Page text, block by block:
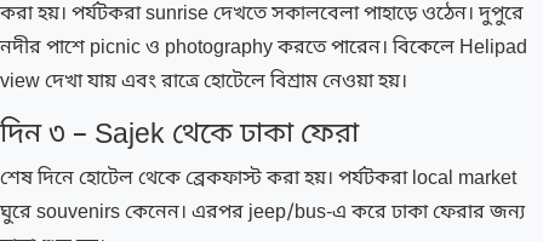
করা হয়। পর্যটকরা sunrise দেখতে সকালবেলা পাহাড়ে ওঠেন। দুপুরে
নদীর পাশে picnic ও photography করতে পারেন। বিকেলে Helipad
view দেখা যায় এবং রাত্রে হোটেলে বিশ্রাম নেওয়া হয়।
দিন ৩ – Sajek থেকে ঢাকা ফেরা
শেষ দিনে হোটেল থেকে ব্রেকফাস্ট করা হয়। পর্যটকরা local market
ঘুরে souvenirs কেনেন। এরপর jeep/bus-এ করে ঢাকা ফেরার জন্য